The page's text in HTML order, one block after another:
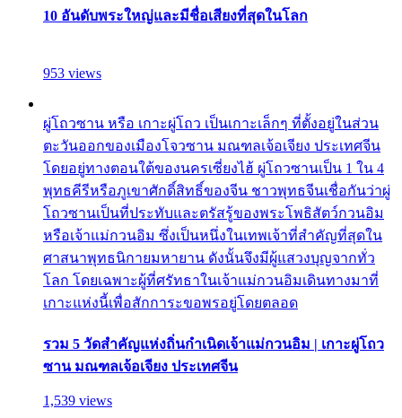
10 อันดับพระใหญ่และมีชื่อเสียงที่สุดในโลก
953 views
ผู่โถวซาน หรือ เกาะผู่โถว เป็นเกาะเล็กๆ ที่ตั้งอยู่ในส่วน
ตะวันออกของเมืองโจวซาน มณฑลเจ้อเจียง ประเทศจีน
โดยอยู่ทางตอนใต้ของนครเซี่ยงไฮ้ ผู่โถวซานเป็น 1 ใน 4
พุทธคีรีหรือภูเขาศักดิ์สิทธิ์ของจีน ชาวพุทธจีนเชื่อกันว่าผู่
โถวซานเป็นที่ประทับและตรัสรู้ของพระโพธิสัตว์กวนอิม
หรือเจ้าแม่กวนอิม ซึ่งเป็นหนึ่งในเทพเจ้าที่สำคัญที่สุดใน
ศาสนาพุทธนิกายมหายาน ดังนั้นจึงมีผู้แสวงบุญจากทั่ว
โลก โดยเฉพาะผู้ที่ศรัทธาในเจ้าแม่กวนอิมเดินทางมาที่
เกาะแห่งนี้เพื่อสักการะขอพรอยู่โดยตลอด
รวม 5 วัดสำคัญแห่งถิ่นกำเนิดเจ้าแม่กวนอิม | เกาะผู่โถว
ซาน มณฑลเจ้อเจียง ประเทศจีน
1,539 views